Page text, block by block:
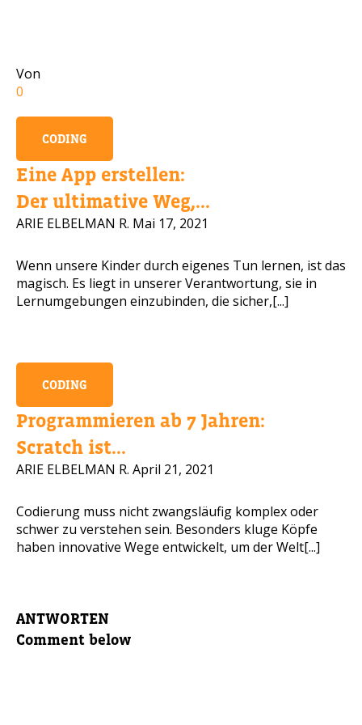
Von
0
CODING
Eine App erstellen:
Der ultimative Weg,...
ARIE ELBELMAN R. Mai 17, 2021
Wenn unsere Kinder durch eigenes Tun lernen, ist das
magisch. Es liegt in unserer Verantwortung, sie in
Lernumgebungen einzubinden, die sicher,[...]
CODING
Programmieren ab 7 Jahren:
Scratch ist...
ARIE ELBELMAN R. April 21, 2021
Codierung muss nicht zwangsläufig komplex oder
schwer zu verstehen sein. Besonders kluge Köpfe
haben innovative Wege entwickelt, um der Welt[...]
ANTWORTEN
Comment below